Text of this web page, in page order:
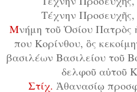
Τέ­χνην
Μνή­μη τοῦ Ὁ­σί­ου
που Κο­ρίν­θου, ὃς
βα­σι­λέ­ων Βα­σι­λεί­ου τοῦ
δελ­φοῦ αὐ­τοῦ
Στίχ. Ἀ­θα­να­σί­ῳ